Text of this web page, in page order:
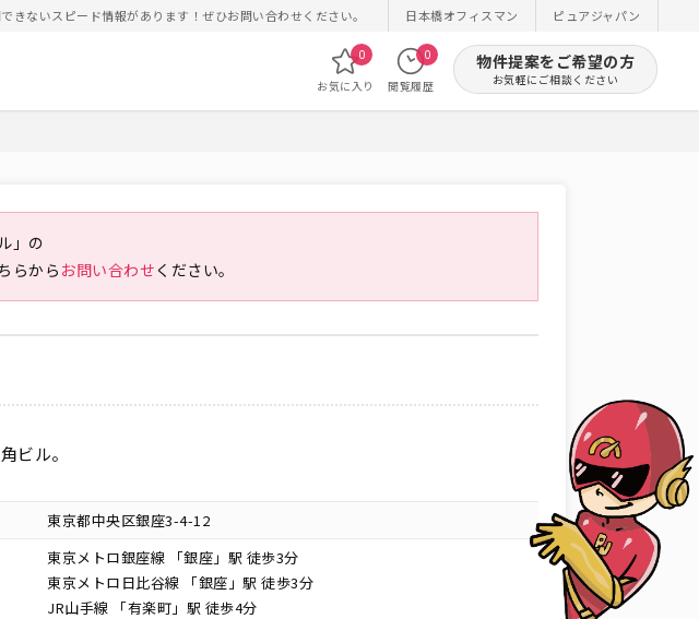
きないスピード情報があります！ぜひお問い合わせください。 日本橋オフィスマン ピュアジャパン
お気に入り
0
閲覧履歴
0 物件提案をご希望の方
お気軽にご相談ください
」の
らからお問い合わせ ください。
ビル。
東京都中央区銀座3-4-12
東京メトロ銀座線 「銀座」駅 徒歩3分
東京メトロ日比谷線 「銀座」駅 徒歩3分
JR山手線 「有楽町」駅 徒歩4分